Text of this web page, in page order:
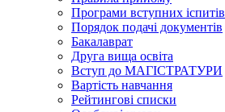
Програми вступних іспитів
Порядок подачі документів
Бакалаврат
Друга вища освіта
Вступ до МАГІСТРАТУРИ
Вартість навчання
Рейтингові списки